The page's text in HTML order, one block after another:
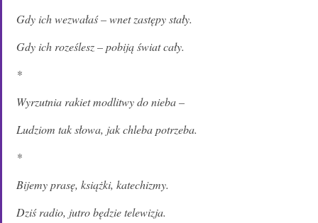
Gdy ich wezwałaś – wnet zastępy stały.
Gdy ich roześlesz – pobiją światcały.
*
Wyrzutnia rakiet modlitwy do nieba –
Ludziom tak słowa, jak chleba potrzeba.
*
Bijemy prasę, książki, katechizmy.
Dziś radio, jutro będzie telewizja.